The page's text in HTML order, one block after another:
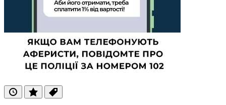
ОстанніПопулярні
Теги